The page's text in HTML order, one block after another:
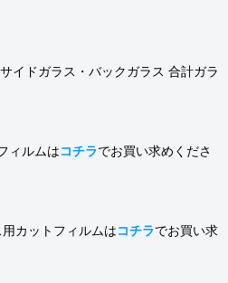
イドガラス・バックガラス 合計ガラ
ィルムはコチラでお買い求めくださ
カットフィルムはコチラでお買い求